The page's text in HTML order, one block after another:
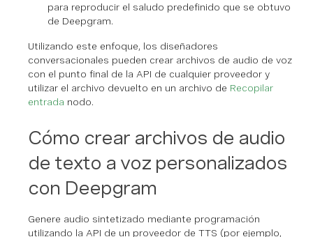
para reproducir el saludo predefinido que se obtuvo
de Deepgram.
Utilizando este enfoque, los diseñadores
conversacionales pueden crear archivos de audio de voz
con el punto final de la API de cualquier proveedor y
utilizar el archivo devuelto en un archivo de Recopilar
entrada nodo.
Cómo crear archivos de audio
de texto a voz personalizados
con Deepgram
Genere audio sintetizado mediante programación
utilizando la API de un proveedor de TTS (por ejemplo,